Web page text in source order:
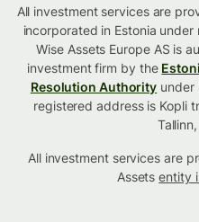
All investment services are
incorporated in Estonia
Wise Assets Europe AS is
investment firm by the
Resolution Authority under
registered address is Kopli
All investment services are
Assetsentity